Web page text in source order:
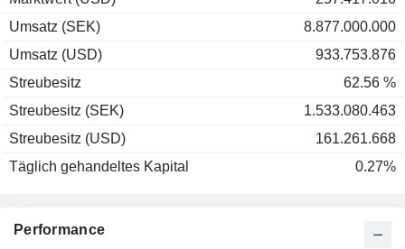
Performance
Umsatz (SEK)
8.877.000.000
Umsatz (USD)
933.753.876
Streubesitz
62.56 %
Streubesitz (SEK)
1.533.080.463
Streubesitz (USD)
161.261.668
Täglich gehandeltes Kapital
0.27%